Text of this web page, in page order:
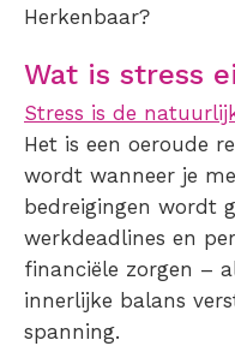
Herkenbaar?
Wat is stress
Stress is de
Het is een oeroude
wordt wanneer je
bedreigingen wordt
werkdeadlines en
financiële zorgen –
innerlijke balans
spanning.